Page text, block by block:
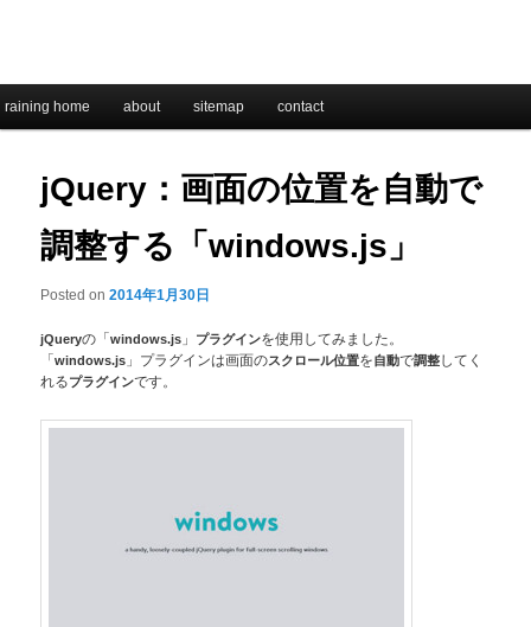
メインコンテンツへ移動
サブコンテンツへ移動
raining home about sitemap contact
jQuery：画面の位置を自動で
調整する「windows.js」
Posted on2014年1月30日
jQueryの「windows.js 」 プラグインを使用してみました。
「windows.js 」プラグインは画面のスクロール位置を自動で調整してく
れるプラグインです。